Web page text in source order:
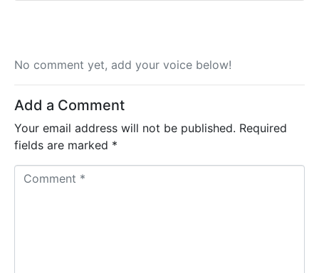
No comment yet, add your voice below!
Add a Comment
Your email address will not be published. Required
fields are marked *